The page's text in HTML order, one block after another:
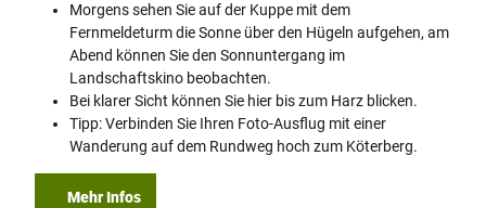
Morgens sehen Sie auf der Kuppe mit dem
Fernmeldeturm die Sonne über den Hügeln aufgehen, am
Abend können Sie den Sonnuntergang im
Landschaftskino beobachten.
Bei klarer Sicht können Sie hier bis zum Harz blicken.
Tipp: Verbinden Sie Ihren Foto-Ausflug mit einer
Wanderung auf dem Rundweg hoch zum Köterberg.
Mehr Infos